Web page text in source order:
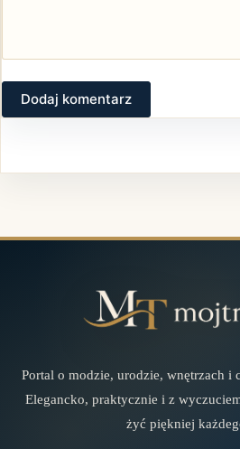
Dodaj komentarz
Portal o modzie, urodzie, wnętrzach i
Elegancko, praktycznie i z
żyć piękniej